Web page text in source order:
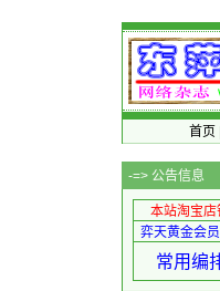
首页
-=> 公告信息
本站淘宝店
弈天黄金会
常用编